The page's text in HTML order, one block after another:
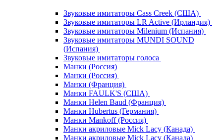
Звуковые имитаторы Cass Creek (США)
Звуковые имитаторы LR Active (Ирландия)
Звуковые имитаторы Milenium (Испания)
Звуковые имитаторы MUNDI SOUND
(Испания)
Звуковые имитаторы голоса
Манки (Россия)
Манки (Россия)
Манки (Франция)
Манки FAULK'S (США)
Манки Helen Baud (Франция)
Манки Hubertus (Германия)
Манки Mankoff (Россия)
Манки акриловые Mick Lacy (Канада)
Манки акриловые Mick Lacy (Канада)